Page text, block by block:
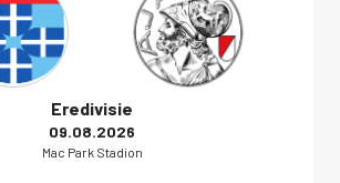
Eredivisie
09.08.2026
Mac Park Stadion